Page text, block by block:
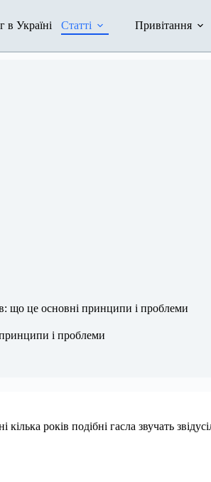
в Україні Статті Привітання
що це основні принципи і проблеми
і проблеми
років подібні гасла звучать